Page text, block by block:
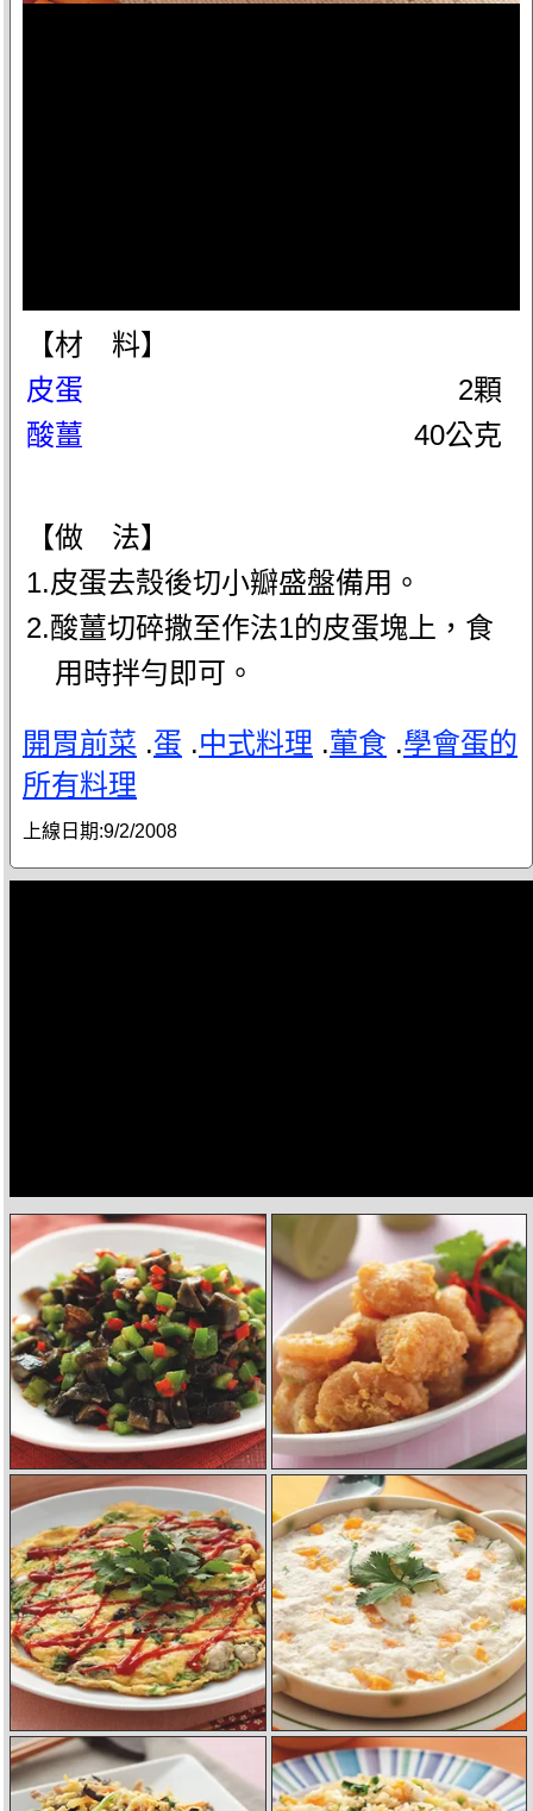
【材 料】
皮蛋
2顆
酸薑
40公克
【做 法】
1.皮蛋去殼後切小瓣盛盤備用。
2.酸薑切碎撒至作法1的皮蛋塊上，食
用時拌勻即可。
開胃前菜 .蛋 .中式料理 .葷食 .學會蛋的
所有料理
上線日期:9/2/2008